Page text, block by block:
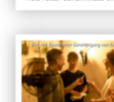
Bild: Mit freundlicher Genehmigung von